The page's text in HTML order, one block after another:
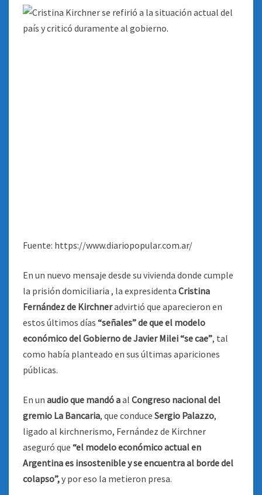
Fuente: https://www.diariopopular.com.ar/
En un nuevo mensaje desde su vivienda donde cumple
la prisión domiciliaria , la expresidenta Cristina
Fernández de Kirchneradvirtió que aparecieron en
estos últimos días “señales” de que el modelo
económico del Gobierno de Javier Milei “se cae”, tal
como había planteado en sus últimas apariciones
públicas.
En un audio que mandó aal Congreso nacional del
gremio La Bancaria, que conduce Sergio Palazzo,
ligado al kirchnerismo, Fernández de Kirchner
aseguró que “el modelo económico actual en
Argentina es insostenible y se encuentra al borde del
colapso”,y por eso la metieron presa.